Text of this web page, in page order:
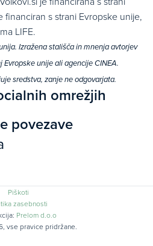
financiran s strani Evropske unije,
LIFE.
Izražena stališča in mnenja avtorjev
unije ali agencije CINEA.
sredstva, zanje ne odgovarjata.
omrežjih
povezave
vse pravice pridržane.
Prelom d.o.o
zasebnosti
Piškoti